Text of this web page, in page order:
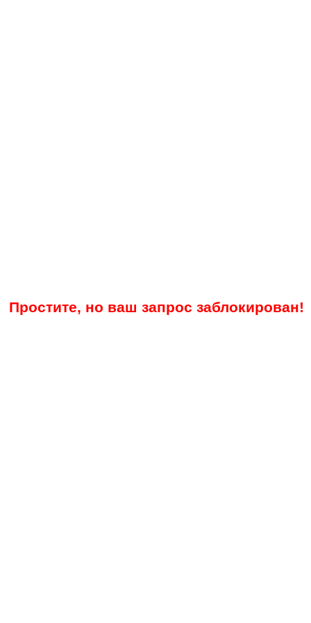
Простите, но ваш запрос заблокирован!